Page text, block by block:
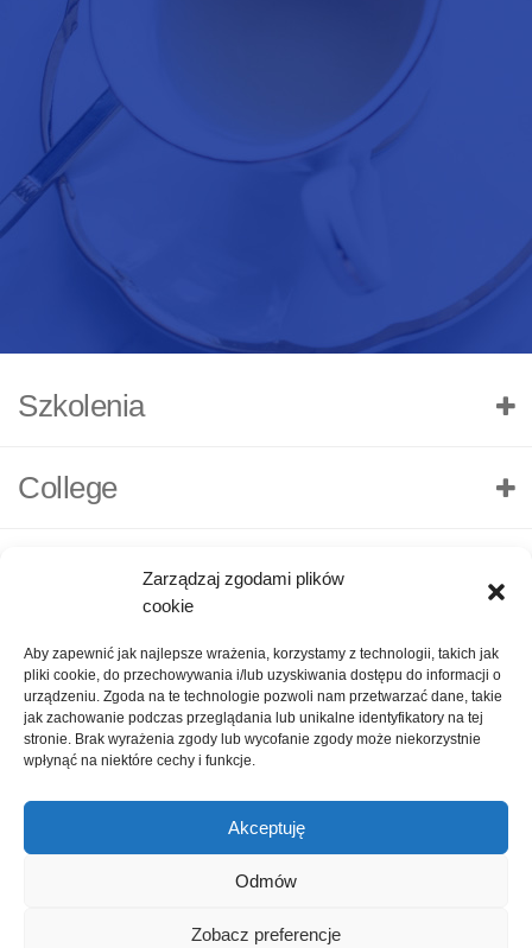
Zarządzaj zgodami plików
cookie
Aby zapewnić jak najlepsze wrażenia, korzystamy z technologii, takich jak
pliki cookie, do przechowywania i/lub uzyskiwania dostępu do informacji o
urządzeniu. Zgoda na te technologie pozwoli nam przetwarzać dane, takie
jak zachowanie podczas przeglądania lub unikalne identyfikatory na tej
stronie. Brak wyrażenia zgody lub wycofanie zgody może niekorzystnie
wpłynąć na niektóre cechy i funkcje.
Akceptuję
Odmów
Zobacz preferencje
Szkolenia
College
O nas Polityka Prywatności Kontakt